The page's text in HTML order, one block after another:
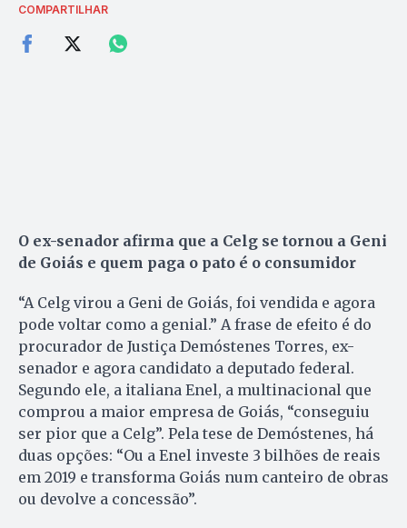
COMPARTILHAR
O ex-senador afirma que a Celg se tornou a Geni
de Goiás e quem paga o pato é o consumidor
“A Celg virou a Geni de Goiás, foi vendida e agora
pode voltar como a genial.” A frase de efeito é do
procurador de Justiça Demóstenes Torres, ex-
senador e agora candidato a deputado federal.
Segundo ele, a italiana Enel, a multinacional que
comprou a maior empresa de Goiás, “conseguiu
ser pior que a Celg”. Pela tese de Demóstenes, há
duas opções: “Ou a Enel investe 3 bilhões de reais
em 2019 e transforma Goiás num canteiro de obras
ou devolve a concessão”.